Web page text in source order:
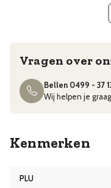
Gemarineerde
mini slavink
Mini hamburger
Hoeveelheid vlees per
Vragen over
Bellen 0499 - 37
Wij helpen je graag
Kenmerken
PLU